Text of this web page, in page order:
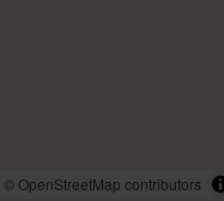
© OpenStreetMap contributors